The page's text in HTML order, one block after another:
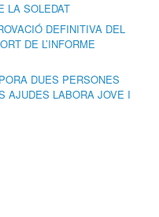
LA SOLEDAT
DEFINITIVA DEL
DE L’INFORME
DUES PERSONES
AJUDES LABORA JOVE I